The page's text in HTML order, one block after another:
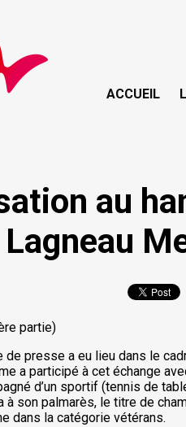
ACCUEIL
au
partie)
presse a eu lieu dans le
a participé à cet échange
d’un sportif (tennis de
à son palmarès, le titre de
dans la catégorie vétérans.